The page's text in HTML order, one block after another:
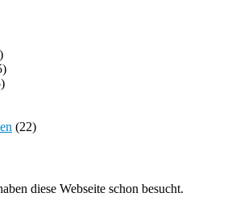
(22)
diese Webseite schon besucht.